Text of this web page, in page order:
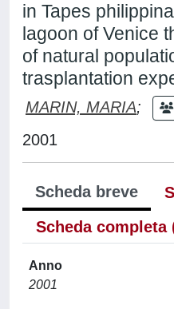
in Tapes
lagoon of Venice
of natural
trasplantation
MARIN, MARIA;
2001
Scheda breve
Scheda completa
Anno
2001